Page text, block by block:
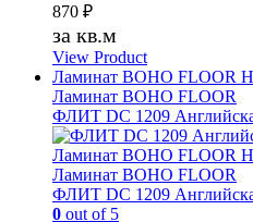
870 ₽
за кв.м
View Product
Ламинат BOHO FLOOR
Ламинат BOHO FLOOR
ФЛИТ DC 1209
Ламинат BOHO FLOOR
Ламинат BOHO FLOOR
ФЛИТ DC 1209
0 out of 5